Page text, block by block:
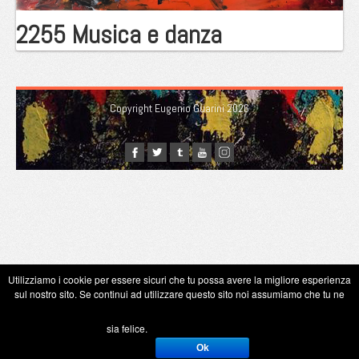
2255 Musica e danza
Copyright Eugenio Guarini 2026
Utilizziamo i cookie per essere sicuri che tu possa avere la migliore esperienza
sul nostro sito. Se continui ad utilizzare questo sito noi assumiamo che tu ne
sia felice.
Ok